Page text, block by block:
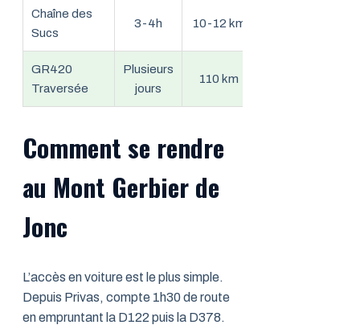
Chaîne des
Sucs
3-4h 10-12 km
GR420
Traversée
Plusieurs
jours
110 km
Comment se rendre
au Mont Gerbier de
Jonc
L’accès en voiture est le plus simple.
Depuis Privas, compte 1h30 de route
en empruntant la D122 puis la D378.